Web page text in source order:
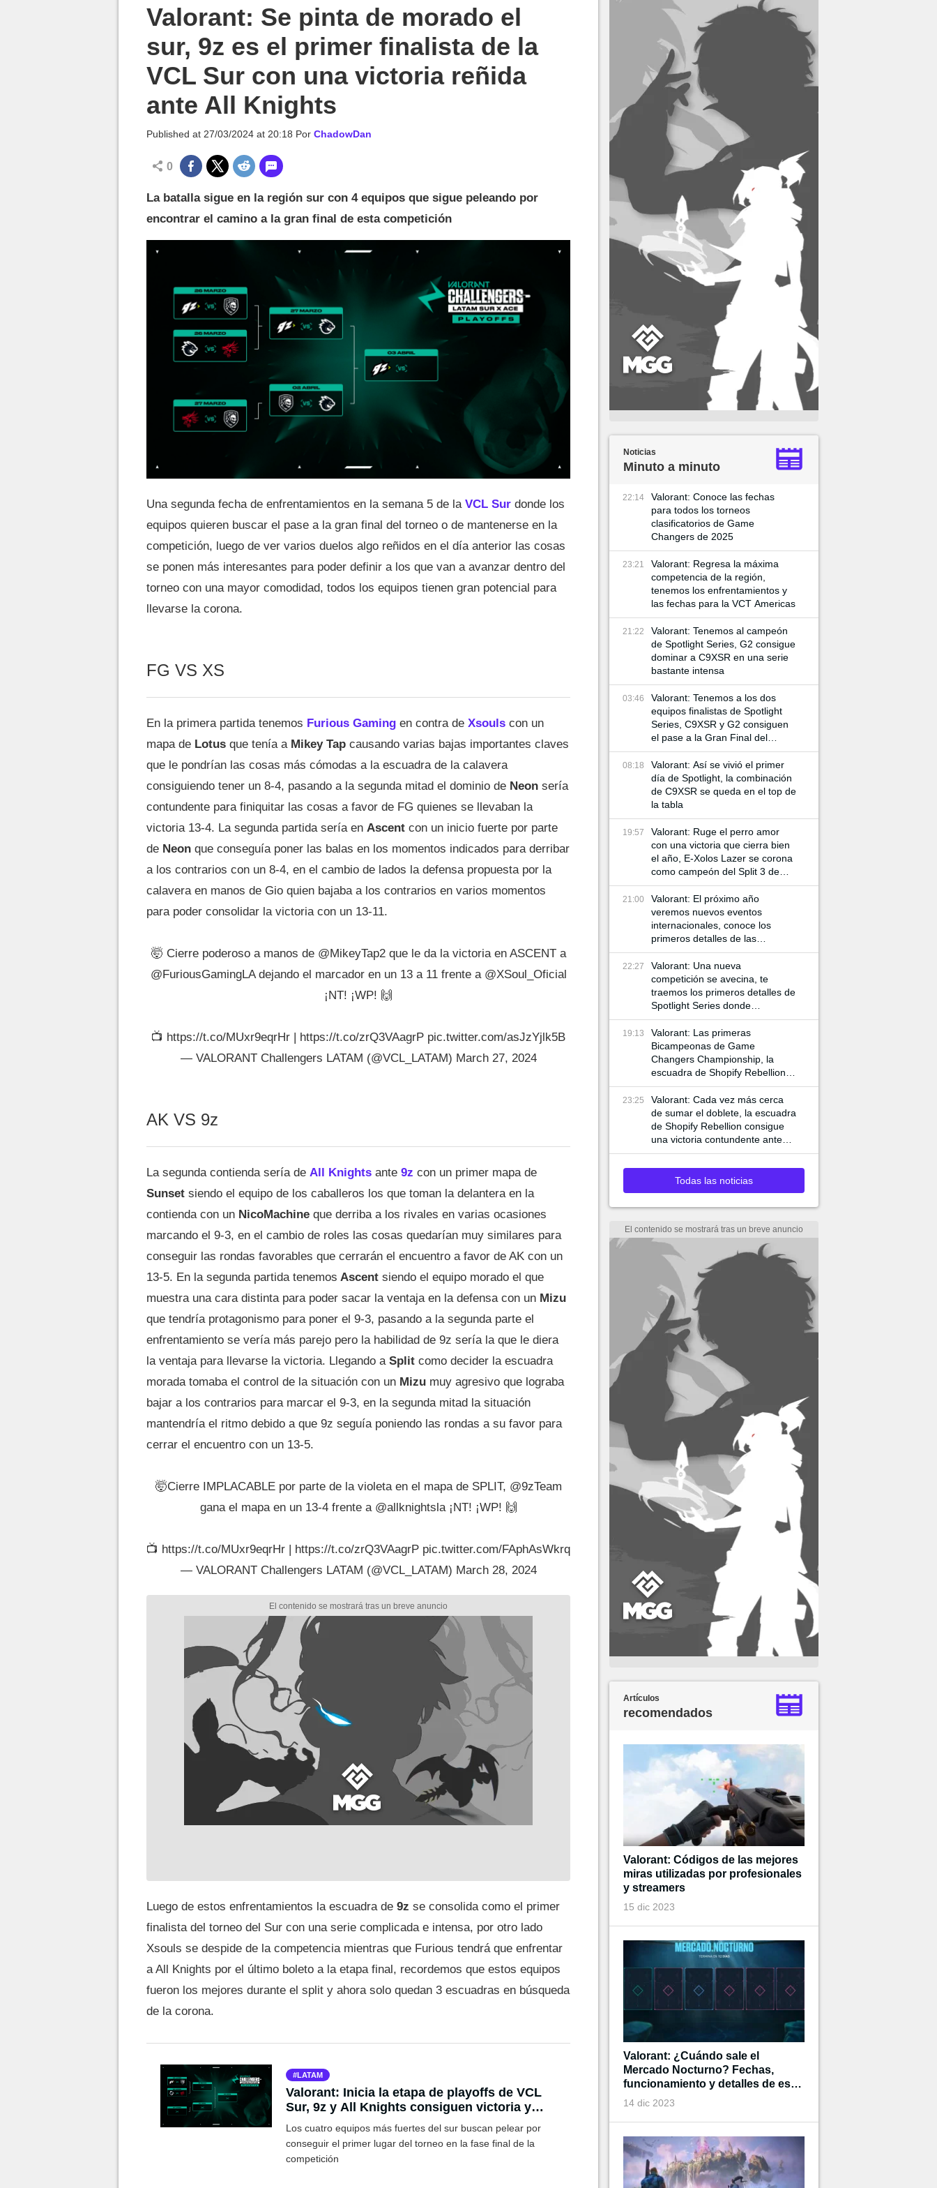
Valorant: Se pinta de morado el
sur, 9z es el primer finalista de la
VCL Sur con una victoria reñida
ante All Knights
Published at 27/03/2024 at 20:18 Por ChadowDan
0
La batalla sigue en la región sur con 4 equipos que sigue peleando por
encontrar el camino a la gran final de esta competición
Una segunda fecha de enfrentamientos en la semana 5 de laVCL Sur donde los
equipos quieren buscar el pase a la gran final del torneo o de mantenerse en la
competición, luego de ver varios duelos algo reñidos en el día anterior las cosas
se ponen más interesantes para poder definir a los que van a avanzar dentro del
torneo con una mayor comodidad, todos los equipos tienen gran potencial para
llevarse la corona.
FG VS XS
En la primera partida tenemos Furious Gaming en contra de Xsouls con un
mapa de Lotus que tenía aMikey Tap causando varias bajas importantes claves
que le pondrían las cosas más cómodas a la escuadra de la calavera
consiguiendo tener un 8-4, pasando a la segunda mitad el dominio de Neon sería
contundente para finiquitar las cosas a favor de FG quienes se llevaban la
victoria 13-4. La segunda partida sería en Ascent con un inicio fuerte por parte
de Neon que conseguía poner las balas en los momentos indicados para derribar
a los contrarios con un 8-4, en el cambio de lados la defensa propuesta por la
calavera en manos de Gio quien bajaba a los contrarios en varios momentos
para poder consolidar la victoria con un 13-11.
🤯 Cierre poderoso a manos de @MikeyTap2que le da la victoria en ASCENT a
@FuriousGamingLAdejando el marcador en un 13 a 11 frente a @XSoul_Oficial
¡NT! ¡WP! 🙌
📺 https://t.co/MUxr9eqrHr | https://t.co/zrQ3VAagrP pic.twitter.com/asJzYjlk5B
— VALORANT Challengers LATAM (@VCL_LATAM) March 27, 2024
AK VS 9z
La segunda contienda sería de All Knights ante 9z con un primer mapa de
Sunset siendo el equipo de los caballeros los que toman la delantera en la
contienda con un NicoMachine que derriba a los rivales en varias ocasiones
marcando el 9-3, en el cambio de roles las cosas quedarían muy similares para
conseguir las rondas favorables que cerrarán el encuentro a favor de AK con un
13-5. En la segunda partida tenemos Ascent siendo el equipo morado el que
muestra una cara distinta para poder sacar la ventaja en la defensa con un Mizu
que tendría protagonismo para poner el 9-3, pasando a la segunda parte el
enfrentamiento se vería más parejo pero la habilidad de 9z sería la que le diera
la ventaja para llevarse la victoria. Llegando aSplit como decider la escuadra
morada tomaba el control de la situación con un Mizu muy agresivo que lograba
bajar a los contrarios para marcar el 9-3, en la segunda mitad la situación
mantendría el ritmo debido a que 9z seguía poniendo las rondas a su favor para
cerrar el encuentro con un 13-5.
🤯Cierre IMPLACABLE por parte de la violeta en el mapa de SPLIT, @9zTeam
gana el mapa en un 13-4 frente a @allknightsla¡NT! ¡WP! 🙌
📺 https://t.co/MUxr9eqrHr | https://t.co/zrQ3VAagrP pic.twitter.com/FAphAsWkrq
— VALORANT Challengers LATAM (@VCL_LATAM) March 28, 2024
Luego de estos enfrentamientos la escuadra de 9z se consolida como el primer
finalista del torneo del Sur con una serie complicada e intensa, por otro lado
Xsouls se despide de la competencia mientras que Furious tendrá que enfrentar
a All Knights por el último boleto a la etapa final, recordemos que estos equipos
fueron los mejores durante el split y ahora solo quedan 3 escuadras en búsqueda
de la corona.
LATAM
Valorant: Inicia la etapa de playoffs de VCL
Sur, 9z y All Knights consiguen victoria y
avanzan por el bracket superior
Los cuatro equipos más fuertes del sur buscan pelear por
conseguir el primer lugar del torneo en la fase final de la
competición
Noticias
Minuto a minuto
22:14
Valorant: Conoce las fechas
para todos los torneos
clasificatorios de Game
Changers de 2025
23:21
Valorant: Regresa la máxima
competencia de la región,
tenemos los enfrentamientos y
las fechas para la VCT Americas
21:22
Valorant: Tenemos al campeón
de Spotlight Series, G2 consigue
dominar a C9XSR en una serie
bastante intensa
03:46
Valorant: Tenemos a los dos
equipos finalistas de Spotlight
Series, C9XSR y G2 consiguen
el pase a la Gran Final del
torneo
08:18
Valorant: Así se vivió el primer
día de Spotlight, la combinación
de C9XSR se queda en el top de
la tabla
19:57
Valorant: Ruge el perro amor
con una victoria que cierra bien
el año, E-Xolos Lazer se corona
como campeón del Split 3 de
VCL Norte
21:00
Valorant: El próximo año
veremos nuevos eventos
internacionales, conoce los
primeros detalles de las
siguientes competencias
internacionales de VCT
22:27
Valorant: Una nueva
competición se avecina, te
traemos los primeros detalles de
Spotlight Series donde
jugadores de VCT y Game
Changers participan
19:13
Valorant: Las primeras
Bicampeonas de Game
Changers Championship, la
escuadra de Shopify Rebellion
consigue llevarse la final 3-0
ante MIBR para alzar la copa
23:25
Valorant: Cada vez más cerca
de sumar el doblete, la escuadra
de Shopify Rebellion consigue
una victoria contundente ante
G2 para asegurar el pase a la
final
Todas las noticias
Artículos
recomendados
Valorant: Códigos de las mejores
miras utilizadas por profesionales
y streamers
15 dic 2023
Valorant: ¿Cuándo sale el
Mercado Nocturno? Fechas,
funcionamiento y detalles de esta
tienda de tiempo limitado
14 dic 2023